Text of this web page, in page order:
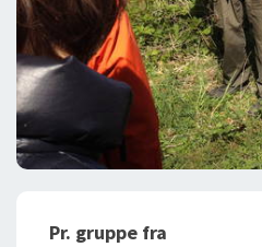
Pr. gruppe fra